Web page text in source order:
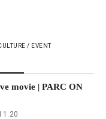
/ EVENT
movie | PARC ON